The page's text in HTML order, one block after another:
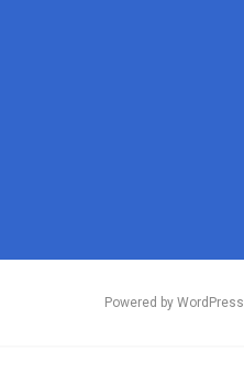
Powered by WordPress